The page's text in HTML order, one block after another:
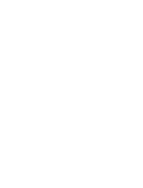
service d'apéritif
de détente ou d'un apéritif au
de l'hôtel, un cadre idéal pour